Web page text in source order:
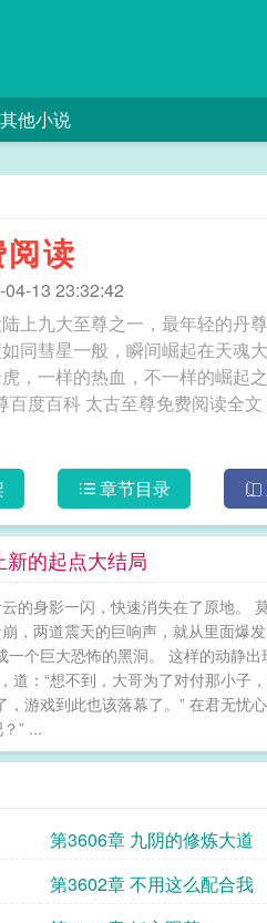
其他小说
读
13 23:32:42
上九大至尊之一，最年轻的丹
同彗星一般，瞬间崛起在天魂
血，不一样的崛起之路。... 太古至尊莫青
度百科 太古至尊免费阅读全
章节目录
新的起点大结局
的身影一闪，快速消失在了原地。
两道震天的巨响声，就从里面爆
个巨大恐怖的黑洞。 这样的动静
：“想不到，大哥为了对付那小子
游戏到此也该落幕了。” 在君无忧
” ...
第3606章 九阴的修炼大道
第3602章 不用这么配合我